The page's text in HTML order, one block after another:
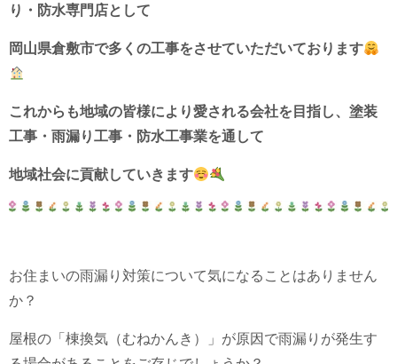
り・防水専門店として
岡山県倉敷市で多くの工事をさせていただいております
これからも地域の皆様により愛される会社を目指し、 塗装
工事・雨漏り工事・防水工事業を通して
地域社会に貢献していきます
お住まいの雨漏り対策について気になることはありません
か？
屋根の「棟換気（むねかんき）」が原因で雨漏りが発生す